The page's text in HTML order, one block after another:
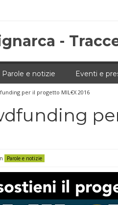
-
Parole e notizie Eventi e
per il progetto MIL€X 2016
Parole e notizie